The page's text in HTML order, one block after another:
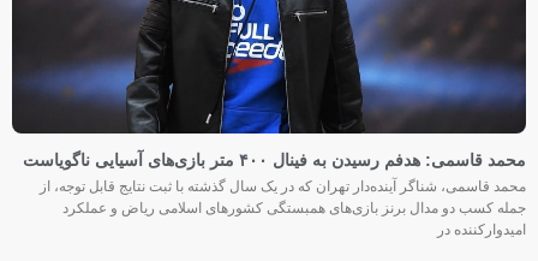
محمد قاسمی: هدفم رسیدن به فینال ۴۰۰ متر بازی‌های آسیایی ناگویاست
محمد قاسمی، شناگر آینده‌دار تهران که در یک سال گذشته با ثبت نتایج قابل توجه، از
جمله کسب دو مدال برنز بازی‌های همبستگی کشورهای اسلامی ریاض و عملکرد
امیدوارکننده در